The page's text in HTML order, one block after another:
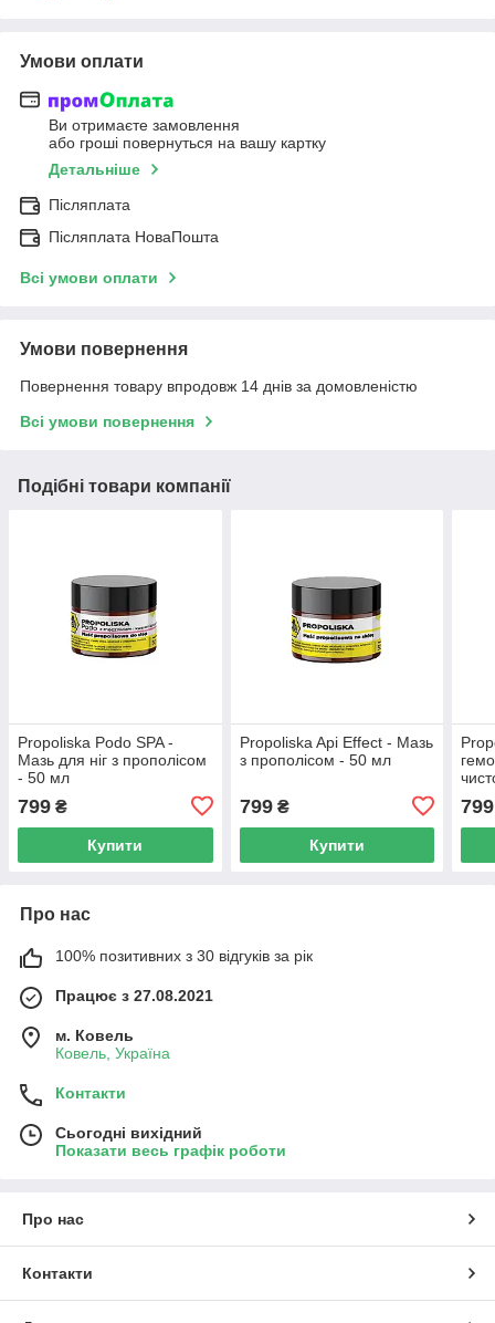
Умови оплати
Ви отримаєте замовлення
або гроші повернуться на вашу картку
Детальніше
Післяплата
Післяплата НоваПошта
Всі умови оплати
Умови повернення
Повернення товару впродовж 14 днів за домовленістю
Всі умови повернення
Подібні товари компанії
Propoliska Podo SPA -
Мазь для ніг з прополісом
- 50 мл
799 ₴
Купити
Propoliska Api Effect - Мазь
з прополісом - 50 мл
799₴
Купити
799
Про нас
100% позитивних з 30 відгуків за рік
Працює з 27.08.2021
м. Ковель
Ковель, Україна
Контакти
Сьогодні вихідний
Показати весь графік роботи
Про нас
Контакти